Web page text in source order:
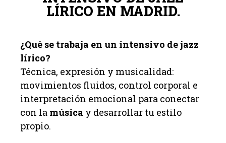
LÍRICO EN MADRID.
¿Qué se trabaja en un intensivo de jazz
lírico?
Técnica, expresión y musicalidad:
movimientos fluidos, control corporal e
interpretación emocional para conectar
con la música y desarrollar tu estilo
propio.